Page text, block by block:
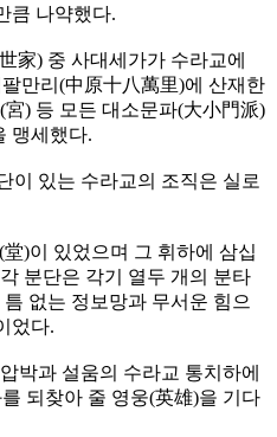
큼 나약했다.
家) 중 사대세가가 수라교에
만리(中原十八萬里)에 산재한
宮) 등 모든 대소문파(大小門派)
맹세했다.
이 있는 수라교의 조직은 실로
)이 있었으며 그 휘하에 삼십
분단은 각기 열두 개의 분타
없는 정보망과 무서운 힘으
었다.
박과 설움의 수라교 통치하에
되찾아 줄 영웅(英雄)을 기다